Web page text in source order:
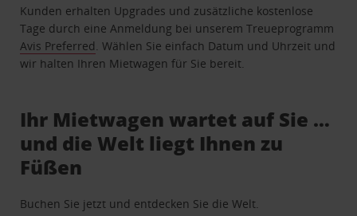
Kunden erhalten Upgrades und zusätzliche kostenlose
Tage durch eine Anmeldung bei unserem Treueprogramm
Avis Preferred . Wählen Sie einfach Datum und Uhrzeit und
wir halten Ihren Mietwagen für Sie bereit.
Ihr Mietwagen wartet auf Sie …
und die Welt liegt Ihnen zu
Füßen
Buchen Sie jetzt und entdecken Sie die Welt.